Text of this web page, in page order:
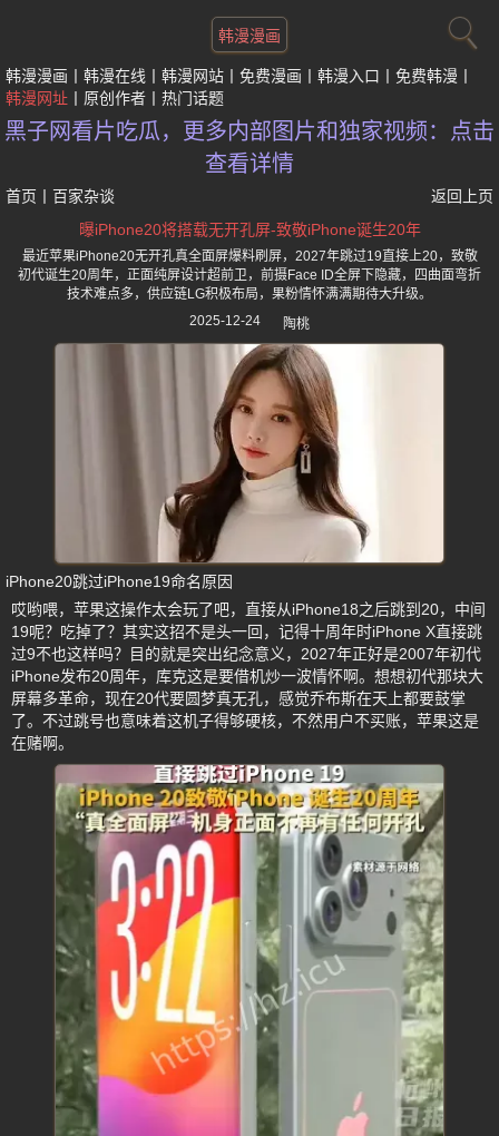
韩漫漫画
韩漫漫画 韩漫在线 韩漫网站 免费漫画 韩漫入口
免费韩漫
韩漫网址
原创作者 热门话题
黑子网看片吃瓜，更多内部图片和独家视频：点击
查看详情
首页 百家杂谈
返回上页
曝iPhone20将搭载无开孔屏-致敬iPhone诞生20年
最近苹果iPhone20无开孔真全面屏爆料刷屏，2027年跳过19直接上20，致敬
初代诞生20周年，正面纯屏设计超前卫，前摄Face ID全屏下隐藏，四曲面弯折
技术难点多，供应链LG积极布局，果粉情怀满满期待大升级。
2025-12-24
陶桃
iPhone20跳过iPhone19命名原因
哎哟喂，苹果这操作太会玩了吧，直接从iPhone18之后跳到20，中间
19呢？吃掉了？其实这招不是头一回，记得十周年时iPhone X直接跳
过9不也这样吗？目的就是突出纪念意义，2027年正好是2007年初代
iPhone发布20周年，库克这是要借机炒一波情怀啊。想想初代那块大
屏幕多革命，现在20代要圆梦真无孔，感觉乔布斯在天上都要鼓掌
了。不过跳号也意味着这机子得够硬核，不然用户不买账，苹果这是
在赌啊。